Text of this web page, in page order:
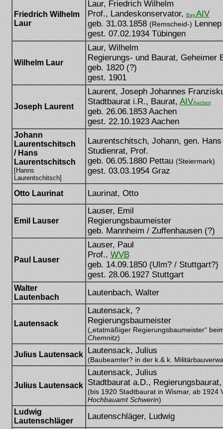
Friedrich Wilhelm
Laur
Laur, Friedrich Wilhelm
Prof., Landeskonservator, Bay.AIV
geb. 31.03.1858 (Remscheid-) Lennep
gest. 07.02.1934 Tübingen
Wilhelm Laur
Laur, Wilhelm
Regierungs- und Baurat, Geheimer
geb. 1820 (?)
gest. 1901
Joseph Laurent
Laurent, Joseph Johannes
Stadtbaurat i.R., Baurat, AIVAachen
geb. 26.06.1853 Aachen
gest. 22.10.1923 Aachen
Johann
Laurentschitsch
/ Hans
Laurentschitsch
[Hanns
Laurentschitsch]
Laurentschitsch, Johann, gen.
Studienrat, Prof.
geb. 06.05.1880 Pettau(Steiermark)
gest. 03.03.1954 Graz
Otto Laurinat Laurinat, Otto
Emil Lauser
Lauser, Emil
Regierungsbaumeister
geb. Mannheim / Zuffenhausen (?)
Paul Lauser
Lauser, Paul
Prof., WVB
geb. 14.09.1850 (Ulm? / Stuttgart?)
gest. 28.06.1927 Stuttgart
Walter
Lautenbach
Lautenbach, Walter
Lautensack
Lautensack, ?
Regierungsbaumeister
(„etatmäßiger Regierungsbaumeister“
Chemnitz)
Julius Lautensack Lautensack, Julius
(Baubeamter? in der k.& k.
Julius Lautensack
Lautensack, Julius
Stadtbaurat a.D.,
(bis 1920 Stadtbaurat in Wismar, ab 1924
Hochbauamt Schwerin)
Ludwig
Lautenschläger
Lautenschläger, Ludwig